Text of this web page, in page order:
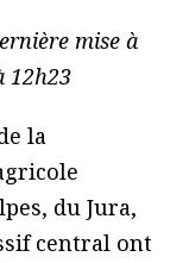
mise à
12h23
la
du Jura,
central ont